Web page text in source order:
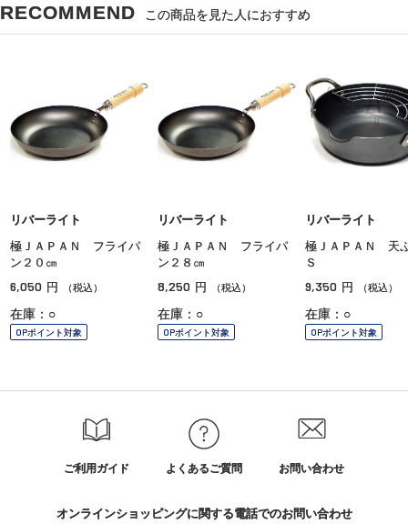
RECOMMEND この商品を見た人におすすめ
リバーライト
極ＪＡＰＡＮ フライパ
ン２０㎝
6,050 円 （税込）
在庫：○
OPポイント対象
リバーライト
極ＪＡＰＡＮ フライパ
ン２８㎝
8,250 円 （税込）
在庫：○
OPポイント対象
リバーライト
極ＪＡＰＡＮ 天
Ｓ
9,350 円 （税込）
在庫：○
OPポイント対象
ご利用ガイド よくあるご質問 お問い合わせ
オンラインショッピングに関する電話でのお問い合わせ